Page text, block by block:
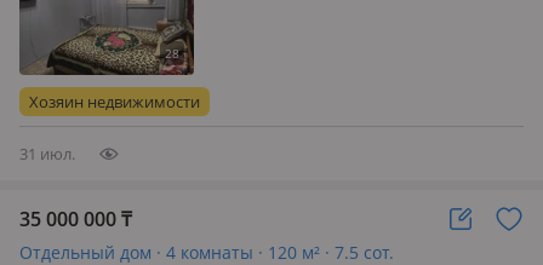
ухоженный дом во дворе баня две
колодовки, летний душ, фруктовые
Хозяин недвижимости
31 июл.
35 000 000₸
Отдельный дом · 4 комнаты · 120 м² · 7.5 сот.